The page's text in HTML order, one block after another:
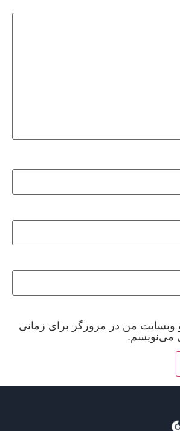
و وبسایت من در مرورگر برای زمانی
می‌نویسم.